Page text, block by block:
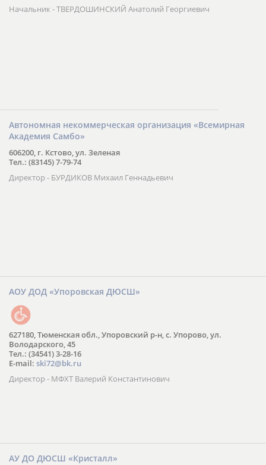
Начальник - ТВЕРДОШИНСКИЙ Анатолий Георгиевич
Автономная некоммерческая организация «Всемирная
Академия Самбо»
606200, г. Кстово, ул. Зеленая
Тел.: (83145) 7-79-74
Директор - БУРДИКОВ Михаил Геннадьевич
АОУ ДОД «Упоровская ДЮСШ»
627180, Тюменская обл., Упоровский р-н, с. Упорово, ул.
Володарского, 45
Тел.: (34541) 3-28-16
E-mail: ski72@bk.ru
Директор - МФХТ Валерий Константинович
АУ ДО ДЮСШ «Кристалл»